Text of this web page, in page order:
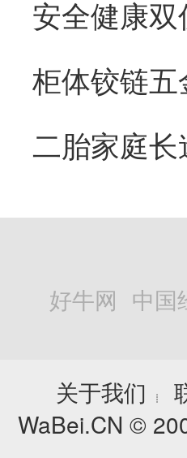
二胎家庭
好牛网 中国
关于我们
┊
WaBei.CN ©